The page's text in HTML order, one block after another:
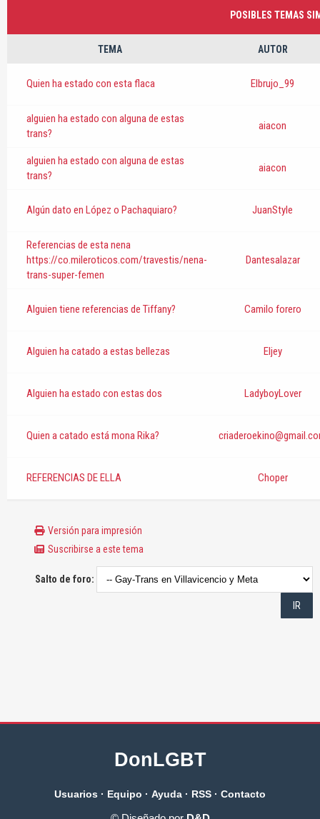
POSIBLES TEMAS
TEMA AUTOR
Quien ha estado con esta flaca Elbrujo_99
alguien ha estado con alguna de estas
trans?
aiacon
alguien ha estado con alguna de estas
trans?
aiacon
Algún dato en López o Pachaquiaro? JuanStyle
Referencias de esta nena
https://co.mileroticos.com/travestis/nena-
trans-super-femen
Dantesalazar
Alguien tiene referencias de Tiffany? Camilo forero
Alguien ha catado a estas bellezas Eljey
Alguien ha estado con estas dos LadyboyLover
Quien a catado está mona Rika?
REFERENCIAS DE ELLA Choper
Versión para impresión
Suscribirse a este tema
Salto de foro:
DonLGBT
Usuarios · Equipo · Ayuda · RSS · Contacto